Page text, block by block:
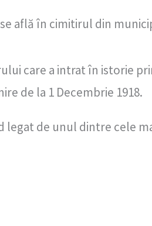
află în cimitirul din
care a intrat în istorie
de la 1 Decembrie 1918.
de unul dintre cele